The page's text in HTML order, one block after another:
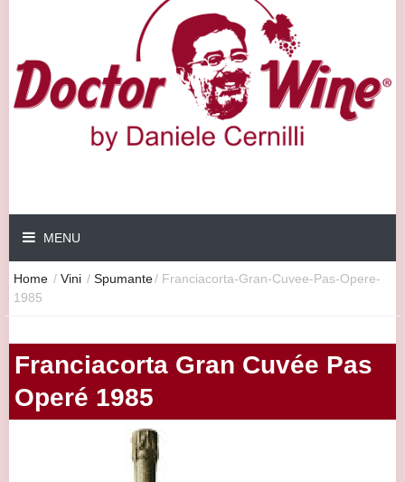
MENU
Home / Vini / Spumante/ Franciacorta-Gran-Cuvee-Pas-Opere-
1985
Franciacorta Gran Cuvée Pas
Operé 1985